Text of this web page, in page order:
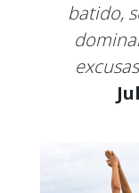
batido,